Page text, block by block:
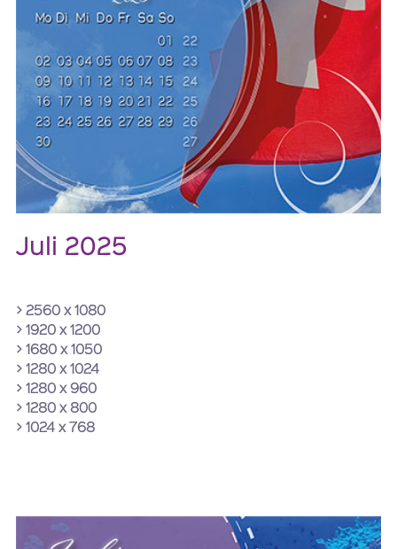
Juli 2025
> 2560 x 1080
> 1920 x 1200
> 1680 x 1050
> 1280 x 1024
> 1280 x 960
> 1280 x 800
> 1024 x 768